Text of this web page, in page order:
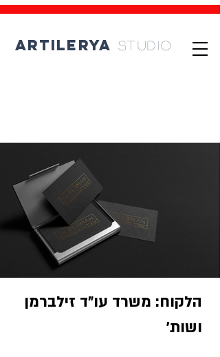
artilerya studio
הלקוח: משרד עו״ד זילברמן
ושות׳